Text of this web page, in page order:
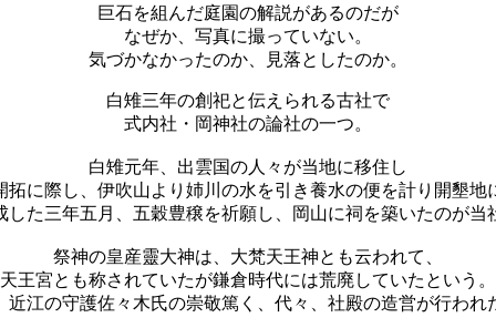
巨石を組んだ庭園の解説があるのだが
なぜか、写真に撮っていない。
気づかなかったのか、見落としたのか。
白雉三年の創祀と伝えられる古社で
式内社・岡神社の論社の一つ。
白雉元年、出雲国の人々が当地に移住し
拓に際し、伊吹山より姉川の水を引き養水の便を計り開墾地
した三年五月、五穀豊穣を祈願し、岡山に祠を築いたのが当
祭神の皇産靈大神は、大梵天王神とも云われて、
天王宮とも称されていたが鎌倉時代には荒廃していたという。
近江の守護佐々木氏の崇敬篤く、代々、社殿の造営が行われ